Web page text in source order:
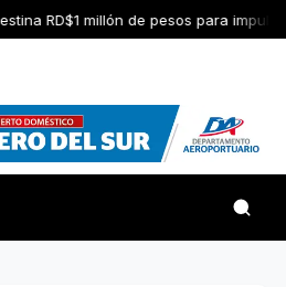
RD$1 millón de pesos para